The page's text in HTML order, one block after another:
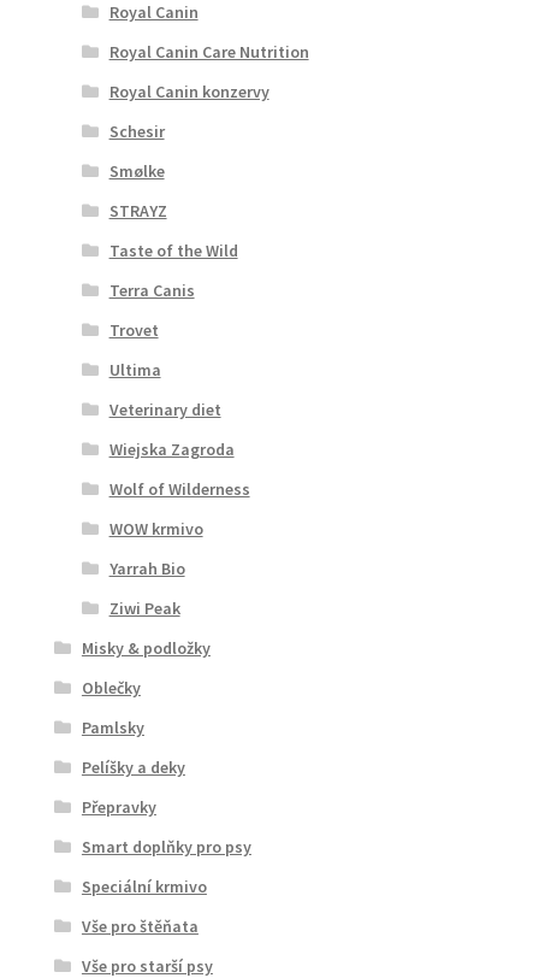
Royal Canin
Royal Canin Care Nutrition
Royal Canin konzervy
Schesir
Smølke
STRAYZ
Taste of the Wild
Terra Canis
Trovet
Ultima
Veterinary diet
Wiejska Zagroda
Wolf of Wilderness
WOW krmivo
Yarrah Bio
Ziwi Peak
Misky & podložky
Oblečky
Pamlsky
Pelíšky a deky
Přepravky
Smart doplňky pro psy
Speciální krmivo
Vše pro štěňata
Vše pro starší psy